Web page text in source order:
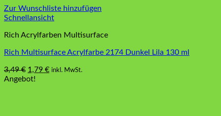
Zur Wunschliste hinzufügen
Schnellansicht
Rich Acrylfarben Multisurface
Rich Multisurface Acrylfarbe 2174 Dunkel Lila 130 ml
3,49€ Ursprünglicher
Preis
1,79 €Aktueller
inkl. MwSt.
Angebot!